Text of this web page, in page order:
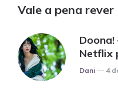
Vale a pena rever
Netflix
Posted
Dani 4